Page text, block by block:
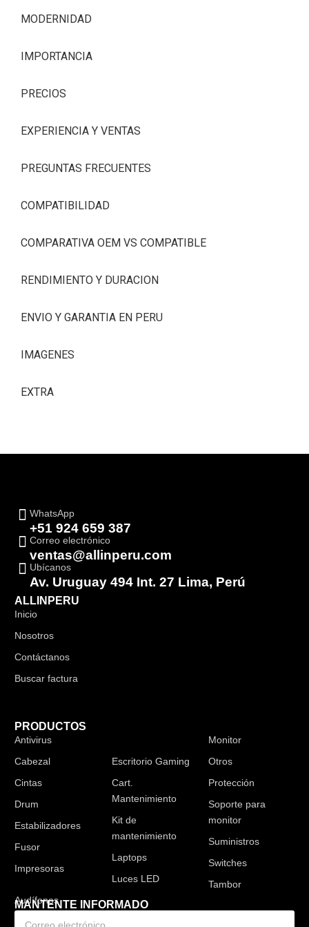
MODERNIDAD
IMPORTANCIA
PRECIOS
EXPERIENCIA Y VENTAS
PREGUNTAS FRECUENTES
COMPATIBILIDAD
COMPARATIVA OEM VS COMPATIBLE
RENDIMIENTO Y DURACION
ENVIO Y GARANTIA EN PERU
IMAGENES
EXTRA
WhatsApp
+51 924 659 387
Correo electrónico
ventas@allinperu.com
Ubícanos
Av. Uruguay 494 Int. 27 Lima, Perú
ALLINPERU
Inicio
Nosotros
Contáctanos
Buscar factura
PRODUCTOS
Antivirus
Cabezal
Cintas
Drum
Estabilizadores
Fusor
Impresoras
Escritorio Gaming
Cart.
Mantenimiento
Kit de
mantenimiento
Laptops
Luces LED
Monitor
Otros
Protección
Soporte para
monitor
Suministros
Switches
Tambor
MANTENTE INFORMADO